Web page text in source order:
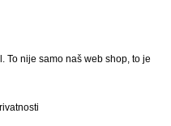
To nije samo naš web shop, to je